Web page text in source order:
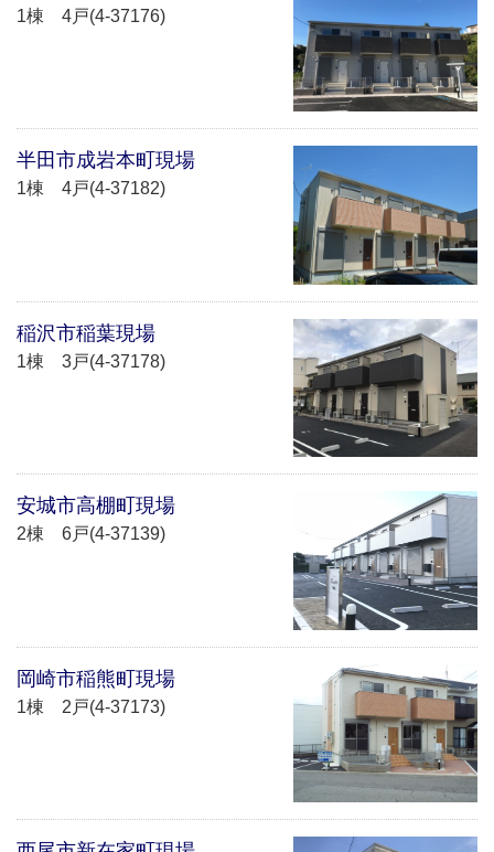
1棟 4戸(4-37176)
半田市成岩本町現場
1棟 4戸(4-37182)
稲沢市稲葉現場
1棟 3戸(4-37178)
安城市高棚町現場
2棟 6戸(4-37139)
岡崎市稲熊町現場
1棟 2戸(4-37173)